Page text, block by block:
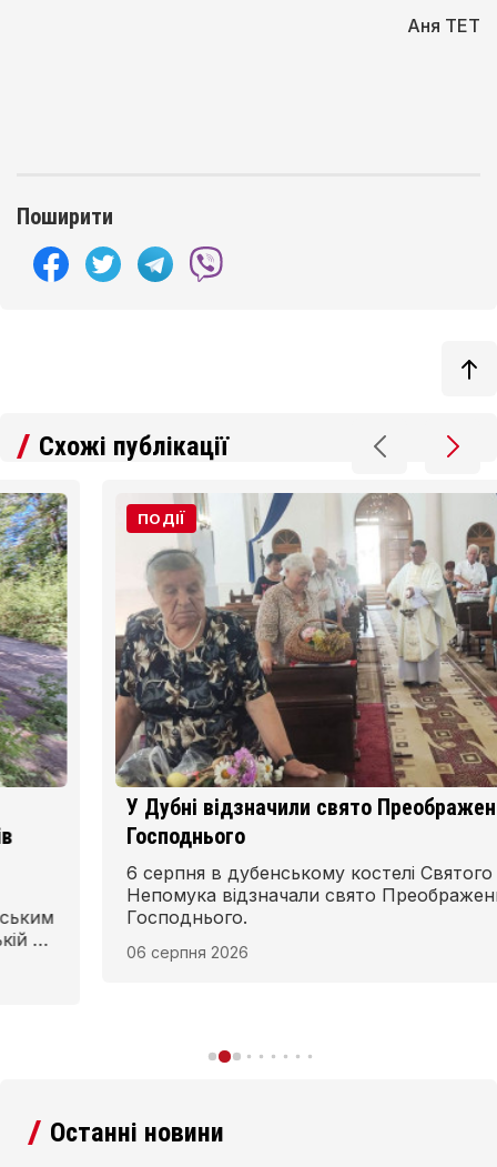
Аня ТЕТ
Поширити
Схожі публікації
ПОДІЇ
У Дубні відзначили свято Преображення
Господнього
6 серпня в дубенському костелі Святого Йоана
Непомука відзначали свято Преображення
Господнього.
06 серпня 2026
Останні новини